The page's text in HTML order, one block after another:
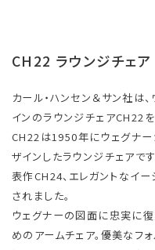
CH22 ラウンジチェア
カール・ハンセン＆サン社は
インのラウンジチェアCH22を
CH22は1950年にウェグナー
ザインしたラウンジチェアで
表作CH24、エレガントなイ
されました。
ウェグナーの図面に忠実に
めのアームチェア。優美なフ